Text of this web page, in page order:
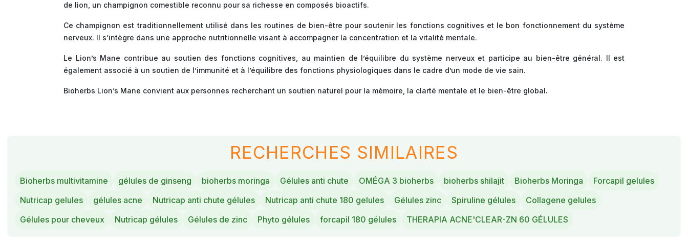
de lion, un champignon comestible reconnu pour sa richesse en composés bioactifs.
Ce champignon est traditionnellement utilisé dans les routines de bien-être pour soutenir les fonctions cognitives et le bon fonctionnement du système
nerveux. Il s’intègre dans une approche nutritionnelle visant à accompagner la concentration et la vitalité mentale.
Le Lion’s Mane contribue au soutien des fonctions cognitives, au maintien de l’équilibre du système nerveux et participe au bien-être général. Il est
également associé à un soutien de l’immunité et à l’équilibre des fonctions physiologiques dans le cadre d’un mode de vie sain.
Bioherbs Lion’s Mane convient aux personnes recherchant un soutien naturel pour la mémoire, la clarté mentale et le bien-être global.
RECHERCHES SIMILAIRES
Bioherbs multivitamine gélules de ginseng bioherbs moringa Gélules anti chute OMÉGA 3 bioherbs bioherbs shilajit Bioherbs Moringa
Forcapil gelules
Nutricap gelules
gélules acne Nutricap anti chute gélules Nutricap anti chute 180 gelules Gélules zinc Spiruline gélules
Collagene gelules
Gélules pour cheveux
Nutricap gélules Gélules de zinc Phyto gélules forcapil 180 gélules THERAPIA ACNE'CLEAR-ZN 60 GÉLULES